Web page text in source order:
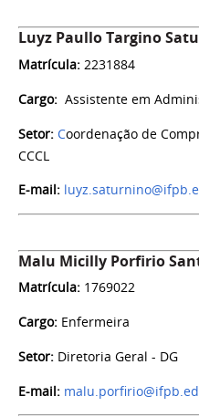
Luyz Paullo Targino
Matrícula: 2231884
Cargo: Assistente em
Setor: Coordenação de
CCCL
E-mail:
Malu Micilly Porfirio
Matrícula: 1769022
Cargo: Enfermeira
Setor: Diretoria Geral - DG
E-mail: